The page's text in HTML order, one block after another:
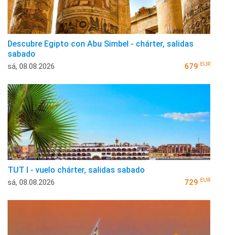
Descubre Egipto con Abu Simbel - chárter, salidas
sabado
sá, 08.08.2026 679 EUR
TUT I - vuelo chárter, salidas sabado
sá, 08.08.2026 729 EUR